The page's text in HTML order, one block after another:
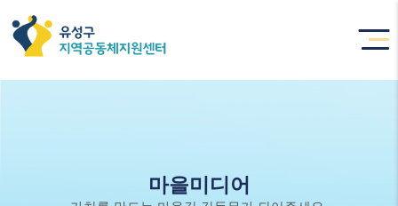
마을미디어